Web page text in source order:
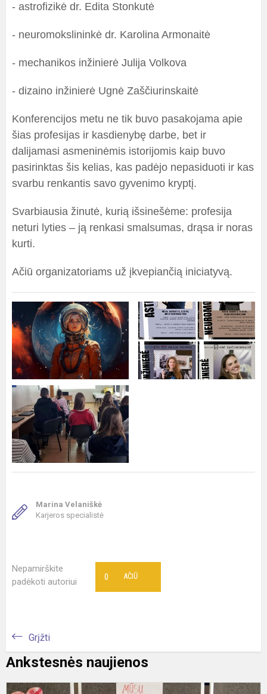
- astrofizikė dr. Edita Stonkutė
- neuromokslininkė dr. Karolina Armonaitė
- mechanikos inžinierė Julija Volkova
- dizaino inžinierė Ugnė Zaščiurinskaitė
Konferencijos metu ne tik buvo pasakojama apie
šias profesijas ir kasdienybę darbe, bet ir
dalijamasi asmeninėmis istorijomis kaip buvo
pasirinktas šis kelias, kas padėjo nepasiduoti ir kas
svarbu renkantis savo gyvenimo kryptį.
Svarbiausia žinutė, kurią išsinešėme: profesija
neturi lyties – ją renkasi smalsumas, drąsa ir noras
kurti.
Ačiū organizatoriams už įkvepiančią iniciatyvą.
Marina Velaniškė
Karjeros specialistė
Nepamirškite
padėkoti autoriui
AČIŪ
0
Grįžti
Ankstesnės naujienos